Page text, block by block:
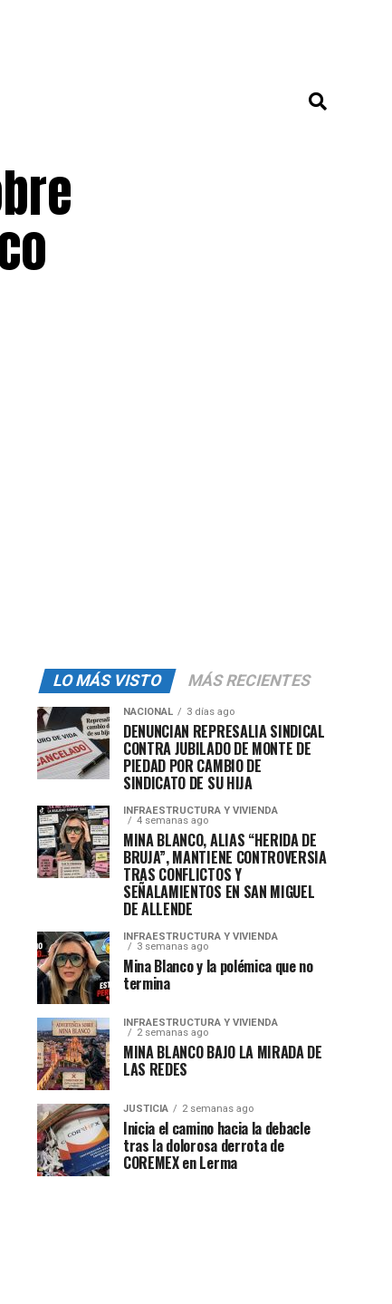
LO MÁS VISTO MÁS RECIENTES
NACIONAL 3 días ago
DENUNCIAN REPRESALIA SINDICAL
CONTRA JUBILADO DE MONTE DE
PIEDAD POR CAMBIO DE
SINDICATO DE SU HIJA
INFRAESTRUCTURA Y VIVIENDA
4 semanas ago
MINA BLANCO, ALIAS “HERIDA DE
BRUJA”, MANTIENE CONTROVERSIA
TRAS CONFLICTOS Y
SEÑALAMIENTOS EN SAN MIGUEL
DE ALLENDE
INFRAESTRUCTURA Y VIVIENDA
3 semanas ago
Mina Blanco y la polémica que no
termina
INFRAESTRUCTURA Y VIVIENDA
2 semanas ago
MINA BLANCO BAJO LA MIRADA DE
LAS REDES
JUSTICIA 2 semanas ago
Inicia el camino hacia la debacle
tras la dolorosa derrota de
COREMEX en Lerma